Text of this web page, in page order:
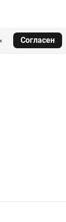
Согласен